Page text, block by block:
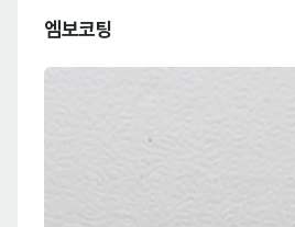
엠보코팅